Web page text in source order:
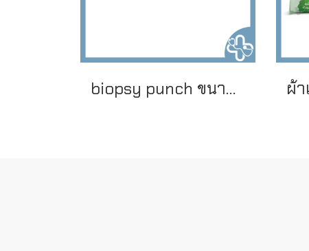
biopsy punch ขนาด 4 MM.